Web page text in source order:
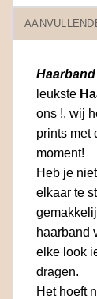
leukste
ons !, wij
prints met
moment!
Heb je
elkaar te
haarband
elke look
dragen.
Het hoeft